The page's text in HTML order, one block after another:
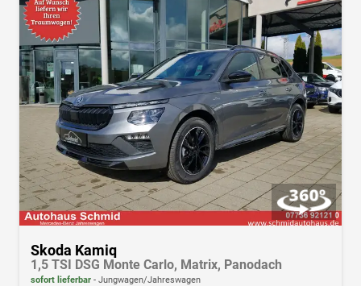
Skoda Kamiq
1,5 TSI DSG Monte Carlo, Matrix, Panodach
sofort lieferbar Jungwagen/Jahreswagen